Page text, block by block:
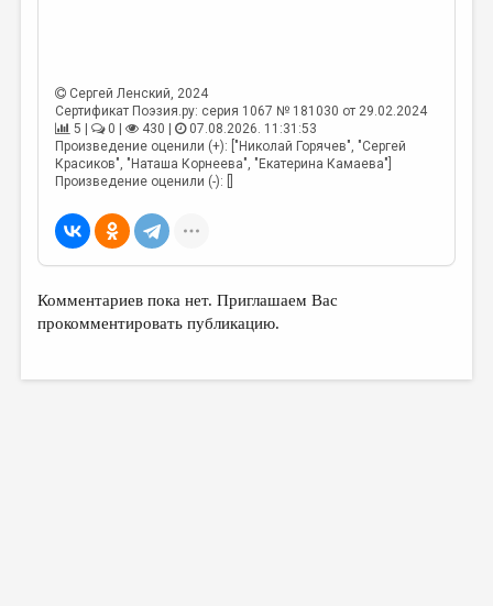
Сергей Ленский, 2024
Сертификат Поэзия.ру: серия 1067 № 181030 от 29.02.2024
5 |
0 | 430 |
07.08.2026. 11:31:53
Произведение оценили (+): ["Николай Горячев", "Сергей
Красиков", "Наташа Корнеева", "Екатерина Камаева"]
Произведение оценили (-): []
Комментариев пока нет. Приглашаем Вас
прокомментировать публикацию.